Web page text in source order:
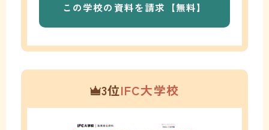
この学校の資料を請求【無料】
3位IFC大学校